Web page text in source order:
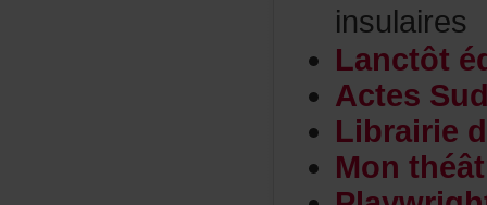
insulaires